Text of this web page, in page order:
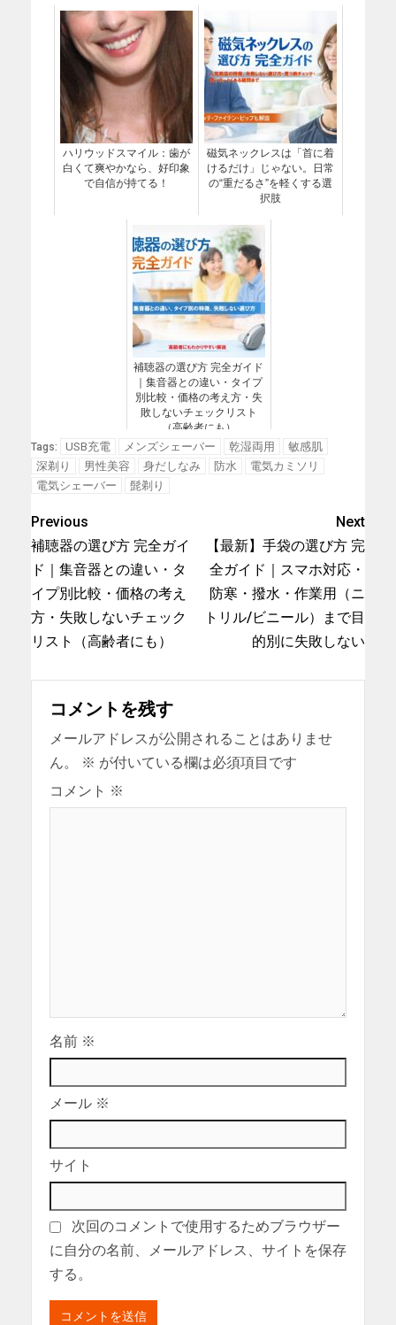
ハリウッドスマイル：歯が
白くて爽やかなら、好印象
で自信が持てる！
磁気ネックレスは「首に着
けるだけ」じゃない。日常
の“重だるさ”を軽くする選
択肢
補聴器の選び方 完全ガイド
｜集音器との違い・タイプ
別比較・価格の考え方・失
敗しないチェックリスト
（高齢者にも）
Tags:
USB充電 メンズシェーバー 乾湿両用
敏感肌
深剃り
男性美容 身だしなみ 防水
電気カミソリ
電気シェーバー
髭剃り
Previous
補聴器の選び方 完全ガイ
ド｜集音器との違い・タ
イプ別比較・価格の考え
方・失敗しないチェック
リスト（高齢者にも）
Next
【最新】手袋の選び方 完
全ガイド｜スマホ対応・
防寒・撥水・作業用（ニ
トリル/ビニール）まで目
的別に失敗しない
コメントを残す
メールアドレスが公開されることはありませ
ん。
※ が付いている欄は必須項目です
コメント ※
名前 ※
メール ※
サイト
次回のコメントで使用するためブラウザー
に自分の名前、メールアドレス、サイトを保存
する。